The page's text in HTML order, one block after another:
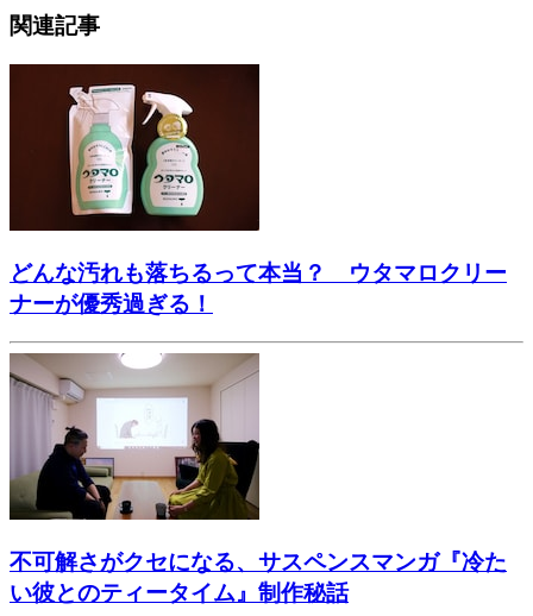
関連記事
どんな汚れも落ちるって本当？ ウタマロクリー
ナーが優秀過ぎる！
不可解さがクセになる、サスペンスマンガ『冷た
い彼とのティータイム』制作秘話